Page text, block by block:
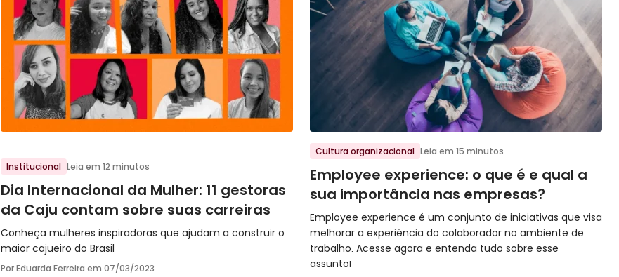
Institucional Leia em 12 minutos
Dia Internacional da Mulher: 11 gestoras
da Caju contam sobre suas carreiras
Conheça mulheres inspiradoras que ajudam a construir o
maior cajueiro do Brasil
Por Eduarda Ferreira em 07/03/2023
Ir para o post
Cultura organizacional Leia em 15 minutos
Employee experience: o que é e qual a
sua importância nas empresas?
Employee experience é um conjunto de iniciativas que visa
melhorar a experiência do colaborador no ambiente de
trabalho. Acesse agora e entenda tudo sobre esse
assunto!